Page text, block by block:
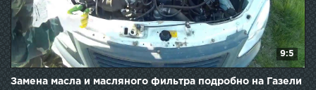
9:5
Замена масла и масляного фильтра подробно на Газели